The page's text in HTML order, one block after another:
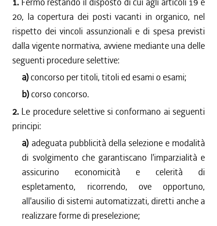
20, la copertura dei posti vacanti in organico, nel
rispetto dei vincoli assunzionali e di spesa previsti
dalla vigente normativa, avviene mediante una delle
seguenti procedure selettive:
a) concorso per titoli, titoli ed esami o esami;
b) corso concorso.
2. Le procedure selettive si conformano ai seguenti
principi:
a) adeguata pubblicità della selezione e modalità
di svolgimento che garantiscano l'imparzialità e
assicurino economicità e celerità di
espletamento, ricorrendo, ove opportuno,
all'ausilio di sistemi automatizzati, diretti anche a
realizzare forme di preselezione;